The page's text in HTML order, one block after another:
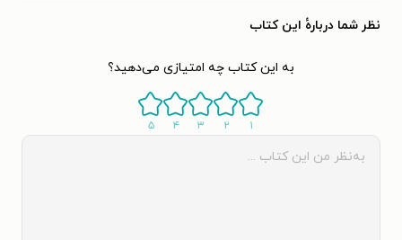
نظر شما دربارهٔ این کتاب
به این کتاب چه امتیازی می‌دهید؟
۱ ۲ ۳ ۴ ۵